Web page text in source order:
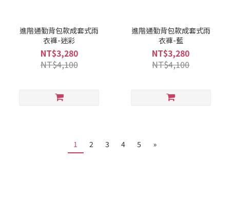
進階通勤背包款成套式雨
衣褲-迷彩
NT$3,280
NT$4,100
進階通勤背包款成套式雨
衣褲-藍
NT$3,280
NT$4,100
1 2 3 4 5 »